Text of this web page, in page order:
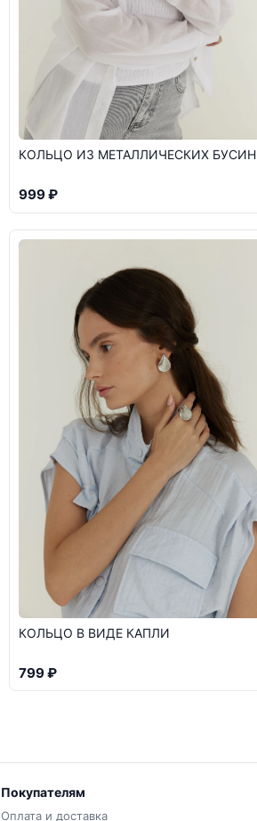
КОЛЬЦО ИЗ МЕТАЛЛИЧЕСКИХ БУСИН
999 ₽
КОЛЬЦО В ВИДЕ КАПЛИ
799 ₽
Покупателям
Оплата и доставка